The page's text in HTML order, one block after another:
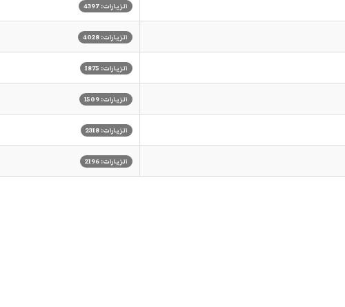
الزيارات: 4397
الزيارات: 4028
الزيارات: 1875
الزيارات: 1509
الزيارات: 2318
الزيارات: 2196